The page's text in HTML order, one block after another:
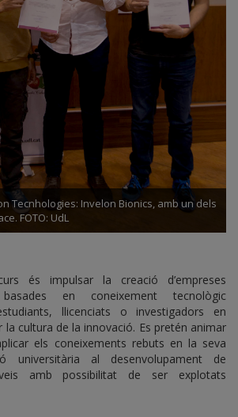
Tecnhologies: Invelon Bionics, amb un dels
FOTO: UdL
és impulsar la creació d’empreses
en coneixement tecnològic
llicenciats o investigadors en
cultura de la innovació. Es pretén animar
els coneixements rebuts en la seva
universitària al desenvolupament de
amb possibilitat de ser explotats